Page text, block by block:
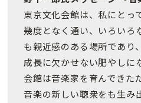
東京文化会館は、私にとっ
幾度となく通い、いろいろ
も親近感のある場所であり
成長に欠かせない肥やしに
会館は音楽家を育んできた
音楽の新しい聴衆をも生み